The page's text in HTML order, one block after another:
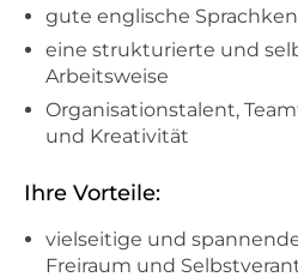
gute englische
eine strukturierte und
Arbeitsweise
Organisationstalent,
und Kreativität
Ihre Vorteile:
vielseitige und
Freiraum und